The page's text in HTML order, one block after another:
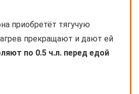
приобретёт тягучую
прекращают и дают ей
по 0.5 ч.л. перед едой